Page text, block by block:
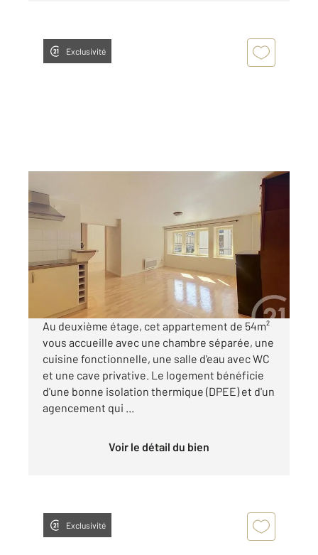
Exclusivité
TROYES 10
54 m
Ref : 52984
Appartement à louer
530 €
par mois charges comprises
Au deuxième étage, cet appartement de 54m²
vous accueille avec une chambre séparée, une
cuisine fonctionnelle, une salle d'eau avec WC
et une cave privative. Le logement bénéficie
d'une bonne isolation thermique (DPEE) et d'un
agencement qui ...
Voir le détail du bien
Exclusivité